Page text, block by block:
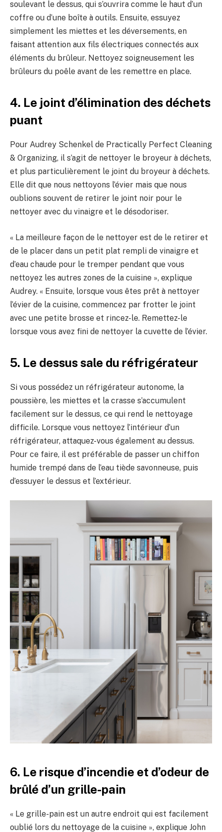
soulevant le dessus, qui s’ouvrira comme le haut d’un
coffre ou d’une boîte à outils. Ensuite, essuyez
simplement les miettes et les déversements, en
faisant attention aux fils électriques connectés aux
éléments du brûleur. Nettoyez soigneusement les
brûleurs du poêle avant de les remettre en place.
4. Le joint d’élimination des déchets
puant
Pour Audrey Schenkel de Practically Perfect Cleaning
& Organizing, il s’agit de nettoyer le broyeur à déchets,
et plus particulièrement le joint du broyeur à déchets.
Elle dit que nous nettoyons l’évier mais que nous
oublions souvent de retirer le joint noir pour le
nettoyer avec du vinaigre et le désodoriser.
« La meilleure façon de le nettoyer est de le retirer et
de le placer dans un petit plat rempli de vinaigre et
d’eau chaude pour le tremper pendant que vous
nettoyez les autres zones de la cuisine », explique
Audrey. « Ensuite, lorsque vous êtes prêt à nettoyer
l’évier de la cuisine, commencez par frotter le joint
avec une petite brosse et rincez-le. Remettez-le
lorsque vous avez fini de nettoyer la cuvette de l’évier.
5. Le dessus sale du réfrigérateur
Si vous possédez un réfrigérateur autonome, la
poussière, les miettes et la crasse s’accumulent
facilement sur le dessus, ce qui rend le nettoyage
difficile. Lorsque vous nettoyez l’intérieur d’un
réfrigérateur, attaquez-vous également au dessus.
Pour ce faire, il est préférable de passer un chiffon
humide trempé dans de l’eau tiède savonneuse, puis
d’essuyer le dessus et l’extérieur.
6. Le risque d’incendie et d’odeur de
brûlé d’un grille-pain
« Le grille-pain est un autre endroit qui est facilement
oublié lors du nettoyage de la cuisine », explique John